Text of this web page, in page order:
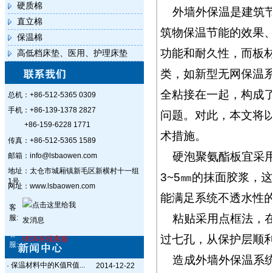
硬质棉
直立棉
保温棉
高低档床垫、医用、护理床垫
总机：+86-512-5365 0309
手机：+86-139-1378 2827
+86-159-6228 1771
传真：+86-512-5365 1589
邮箱：info@lsbaowen.com
地址：太仓市城厢镇新毛区新横村十一组
1号
网址：www.lsbaowen.com
客
服:
客
服:
MSN在线客服
· 保温材料中的K值R值...
2014-12-22
外墙外保温是建筑
筑物保温节能的效果
功能和耐久性，而板
类，如新型无网保温
全粘接在一起，构成
问题。对此，本文将
术措施。
硬泡聚氨酯板宜采
3~5㎜的抹面胶浆，
能满足系统不透水性
粘贴采用点框法，
过七孔，从保护层顺
造成外墙外保温系